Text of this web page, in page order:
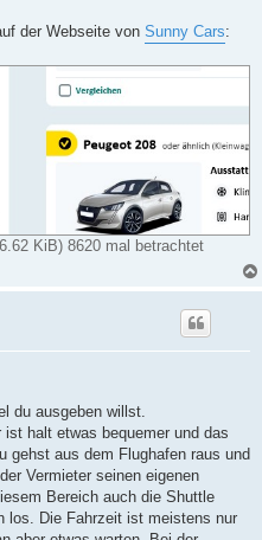
der Webseite von Sunny Cars:
KiB) 8620 mal betrachtet
du ausgeben willst.
halt etwas bequemer und das
gehst aus dem Flughafen raus und
Vermieter seinen eigenen
Bereich auch die Shuttle
los. Die Fahrzeit ist meistens nur